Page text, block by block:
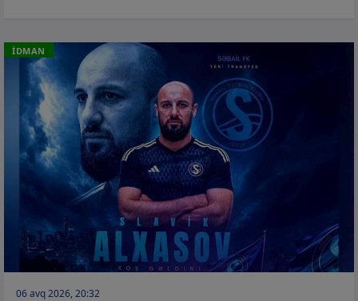
İDMAN
06 avq 2026, 20:32